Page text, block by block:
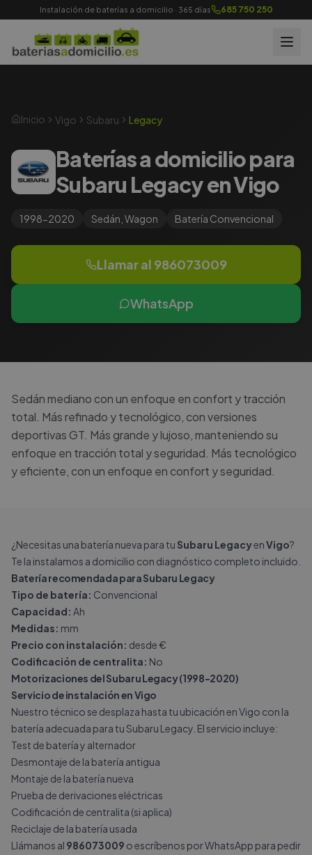
Instalación de baterías a domicilio · 365 días 685 750 250
Inicio Vigo Subaru Legacy
Baterías a domicilio para
Subaru Legacy en Vigo
1998-2020 Sedán, Wagon Batería Convencional
Llamar al 986073009
WhatsApp
Sedán mediano con un enfoque en confort y tracción
total. Más refinado y tecnológico, con versiones
deportivas GT. Más grande y lujoso, manteniendo su
enfoque en tracción total y seguridad. Más tecnológico
y eficiente, con un enfoque en confort y seguridad.
¿Necesitas una batería nueva para tu Subaru LegacyenVigo?
Te la instalamos a domicilio con diagnóstico completo incluido.
Batería recomendada para Subaru Legacy
Tipo de batería: Convencional
Capacidad: Ah
Medidas: mm
Precio con instalación: desde €
Codificación de centralita: No
Motorizaciones del Subaru Legacy (1998-2020)
Servicio de instalación en Vigo
Nuestro técnico se desplaza hasta tu ubicación en Vigo con la
batería adecuada para tu Subaru Legacy. El servicio incluye:
Test de batería y alternador
Desmontaje de la batería antigua
Montaje de la batería nueva
Prueba de derivaciones eléctricas
Codificación de centralita (si aplica)
Reciclaje de la batería usada
Llámanos al 986073009 o escríbenos porWhatsApp para pedir